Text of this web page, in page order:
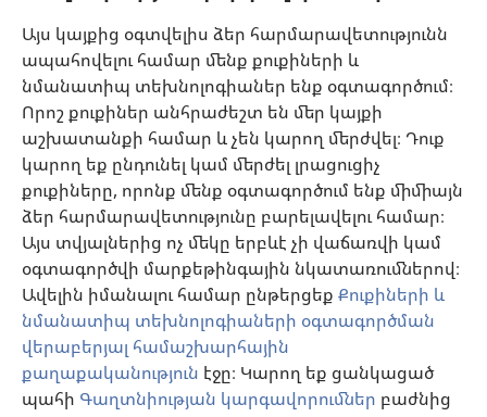
Այս կայքից օգտվելիս ձեր հարմարավետությունն
ապահովելու համար մենք քուքիների և
նմանատիպ տեխնոլոգիաներ ենք օգտագործում։
Որոշ քուքիներ անհրաժեշտ են մեր կայքի
աշխատանքի համար և չեն կարող մերժվել։ Դուք
կարող եք ընդունել կամ մերժել լրացուցիչ
քուքիները, որոնք մենք օգտագործում ենք միմիայն
ձեր հարմարավետությունը բարելավելու համար։
Այս տվյալներից ոչ մեկը երբևէ չի վաճառվի կամ
օգտագործվի մարքեթինգային նկատառումներով։
Ավելին իմանալու համար ընթերցեք Քուքիների և
նմանատիպ տեխնոլոգիաների օգտագործման
վերաբերյալ համաշխարհային
քաղաքականություն էջը։ Կարող եք ցանկացած
պահի Գաղտնիության կարգավորումներ բաժնից
Օգնություն
Նվիրատվություններ
(բացվում
է
նոր
պատուհան)
Դիտարանի ՕՆԼԱՅՆ ԳՐԱԴԱՐԱՆ
(բացվում
է
նոր
պատուհան)
JW Hub
(բացվում
է
նոր
պատուհան)
JW Library® հավելված
Watchtower Library
Copyright © 2026 Watch Tower Bible and Tract Society of Pennsylvania.